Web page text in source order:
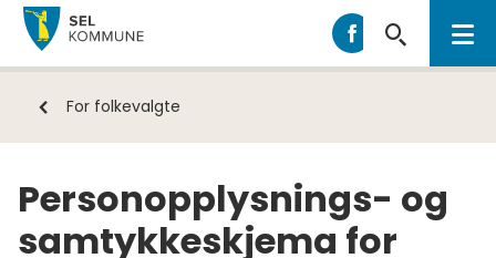
Sel
kommune
Sel
Du
For folkevalgte
Personopplysnings- og
samtykkeskjema for